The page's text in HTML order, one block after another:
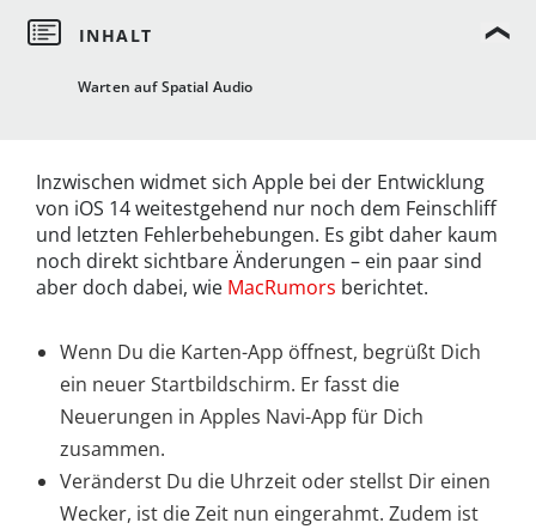
Warten auf Spatial Audio
Inzwischen widmet sich Apple bei der Entwicklung
von iOS 14 weitestgehend nur noch dem Feinschliff
und letzten Fehlerbehebungen. Es gibt daher kaum
noch direkt sichtbare Änderungen – ein paar sind
aber doch dabei, wie MacRumors berichtet.
Wenn Du die Karten-App öffnest, begrüßt Dich
ein neuer Startbildschirm. Er fasst die
Neuerungen in Apples Navi-App für Dich
zusammen.
Veränderst Du die Uhrzeit oder stellst Dir einen
Wecker, ist die Zeit nun eingerahmt. Zudem ist